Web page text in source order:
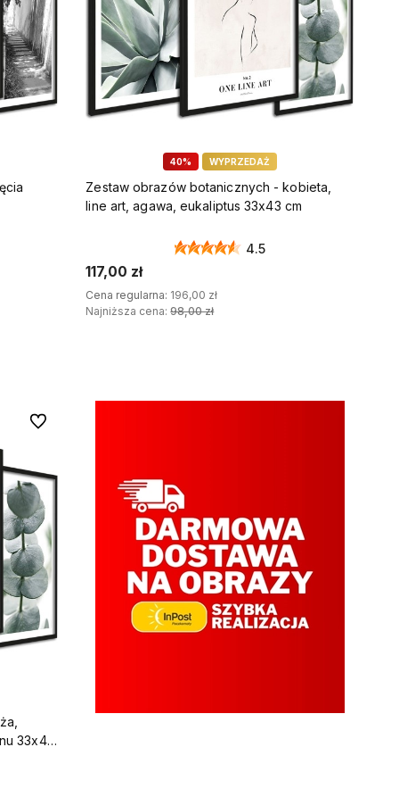
40% WYPRZEDAŻ
Zestaw obrazów botanicznych - kobieta,
line art, agawa, eukaliptus 33x43 cm
4.5
117,00 zł
Cena regularna: 196,00 zł
Najniższa cena:98,00 zł
33x43
Do ulubionych